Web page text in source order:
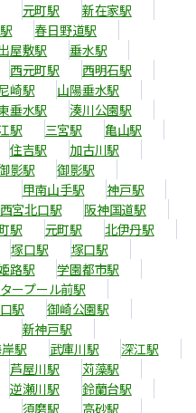
元町駅
新在家駅
春日野道駅
屋敷駅
垂水駅
西元町駅
西明石駅
崎駅
山陽垂水駅
垂水駅
湊川公園駅
駅 三宮駅
亀山駅
住吉駅
加古川駅
影駅
御影駅
甲南山手駅
神戸駅
西宮北口駅
阪神国道駅
駅 元町駅
北伊丹駅
塚口駅
塚口駅
路駅
学園都市駅
ープール前駅
駅
御崎公園駅
新神戸駅
駅 武庫川駅
深江駅
芦屋川駅
苅藻駅
逆瀬川駅
鈴蘭台駅
須磨駅 高砂駅